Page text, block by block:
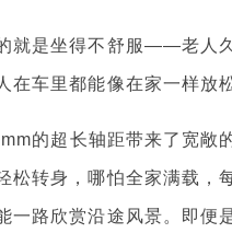
是坐得不舒服——老人久
在车里都能像在家一样放松
超长轴距带来了宽敞的
松转身，哪怕全家满载，
一路欣赏沿途风景。即便